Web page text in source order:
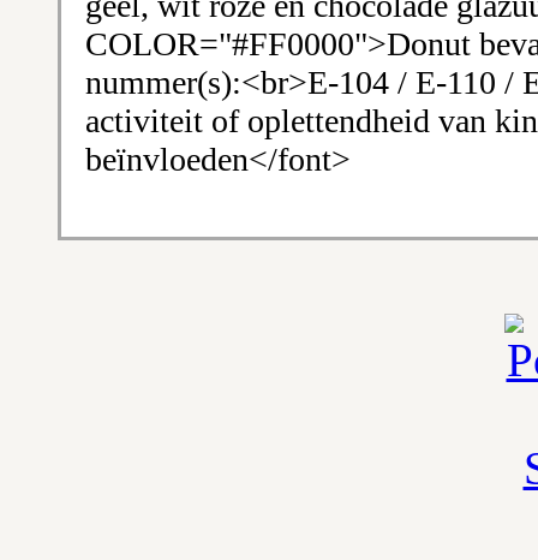
COLOR="#FF0000">Donut
nummer(s):<br>E-104 / E-110 /
activiteit of oplettendheid van
beïnvloeden</font>